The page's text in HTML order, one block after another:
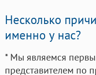
Несколько
именно у нас?
* Мы являемся
представителем по